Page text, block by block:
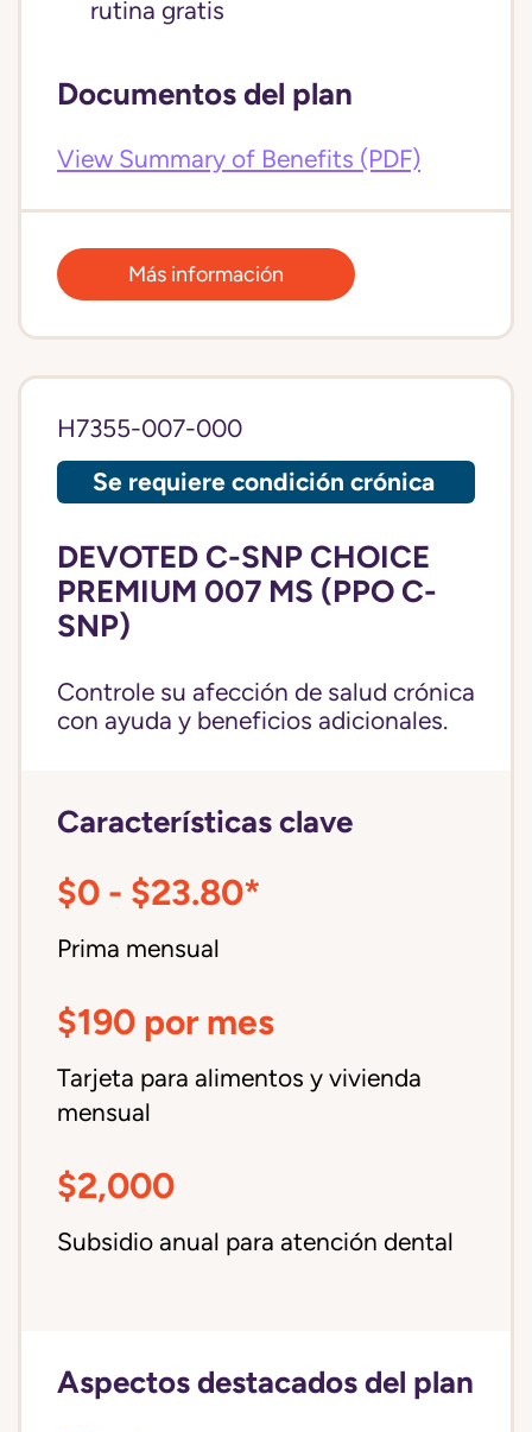
rutina gratis
Documentos del plan
View Summary of Benefits (PDF)
Más información
H7355-007-000
Se requiere condición crónica
DEVOTED C-SNP CHOICE
PREMIUM 007 MS (PPO C-
SNP)
Controle su afección de salud crónica
con ayuda y beneficios adicionales.
Características clave
$0 - $23.80*
Prima mensual
$190 por mes
Tarjeta para alimentos y vivienda
mensual
$2,000
Subsidio anual para atención dental
Aspectos destacados del plan